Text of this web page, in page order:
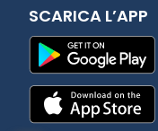
SCARICA L’APP